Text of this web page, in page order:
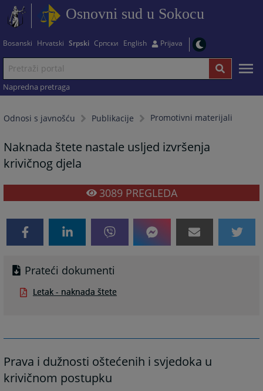
Osnovni sud u Sokocu
Bosanski Hrvatski Srpski Српски English Prijava
Napredna pretraga
Odnosi s javnošću Publikacije Promotivni materijali
Naknada štete nastale usljed izvršenja
krivičnog djela
3089PREGLEDA
Prateći dokumenti
Letak - naknada štete
Prava i dužnosti oštećenih i svjedoka u
krivičnom postupku